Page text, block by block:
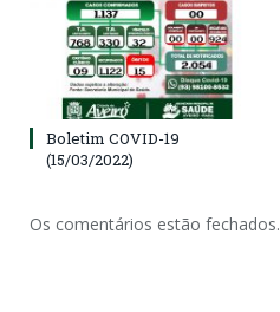
Boletim COVID-19
(15/03/2022)
Os comentários estão fechados.